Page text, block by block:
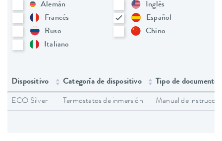
Alemán
Inglés
Francés
Español
Ruso
Chino
Italiano
Dispositivo Categoría de dispositivo Tipo de documento
ECO Silver Termostatos de inmersión Manual de